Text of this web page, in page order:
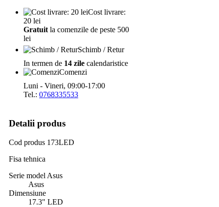
Cost livrare:
20 lei
Gratuit la comenzile de peste 500
lei
Schimb / Retur
In termen de 14 zile calendaristice
Comenzi
Luni - Vineri, 09:00-17:00
Tel.: 0768335533
Detalii produs
Cod produs 173LED
Fisa tehnica
Serie model Asus
Asus
Dimensiune
17.3" LED